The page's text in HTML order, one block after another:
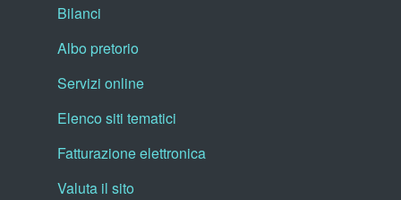
Bilanci
Albo pretorio
Servizi online
Elenco siti tematici
Fatturazione elettronica
Valuta il sito